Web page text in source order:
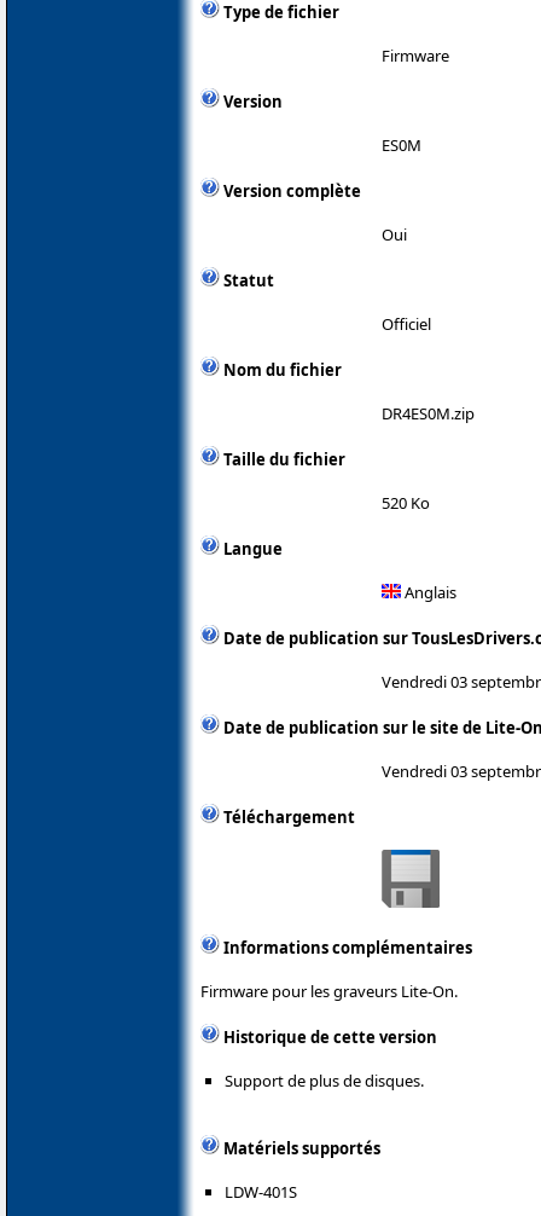
Type de fichier
Firmware
Version
ES0M
Version complète
Oui
Statut
Officiel
Nom du fichier
DR4ES0M.zip
Taille du fichier
520 Ko
Langue
Anglais
Date de publication sur
Vendredi 03
Date de publication sur le site de Lite-
Vendredi 03
Téléchargement
Informations complémentaires
Firmware pour les graveurs Lite-On.
Historique de cette version
Support de plus de disques.
Matériels supportés
LDW-401S